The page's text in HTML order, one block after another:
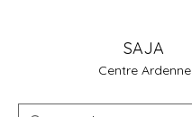
SAJA
Centre Ardenne